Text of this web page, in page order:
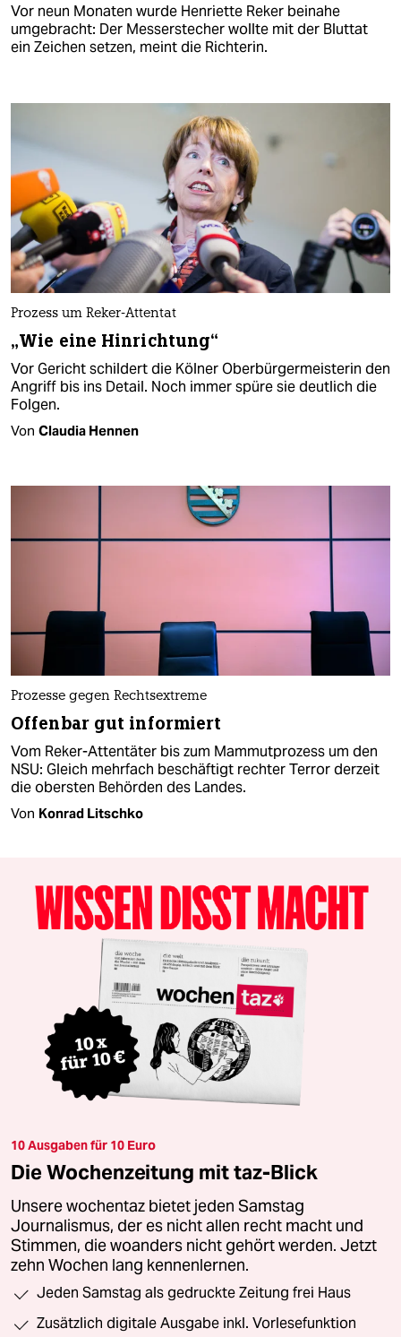
Vor neun Monaten wurde Henriette Reker beinahe
umgebracht: Der Messerstecher wollte mit der Bluttat
ein Zeichen setzen, meint die Richterin.
Prozess um Reker-Attentat
„Wie eine Hinrichtung“
Vor Gericht schildert die Kölner Oberbürgermeisterin den
Angriff bis ins Detail. Noch immer spüre sie deutlich die
Folgen.
Von Claudia Hennen
Prozesse gegen Rechtsextreme
Offenbar gut informiert
Vom Reker-Attentäter bis zum Mammutprozess um den
NSU: Gleich mehrfach beschäftigt rechter Terror derzeit
die obersten Behörden des Landes.
Von Konrad Litschko
10 Ausgaben für 10 Euro
Die Wochenzeitung mit taz-Blick
Unsere wochentaz bietet jeden Samstag
Journalismus, der es nicht allen recht macht und
Stimmen, die woanders nicht gehört werden. Jetzt
zehn Wochen lang kennenlernen.
Jeden Samstag als gedruckte Zeitung frei Haus
Zusätzlich digitale Ausgabe inkl. Vorlesefunktion